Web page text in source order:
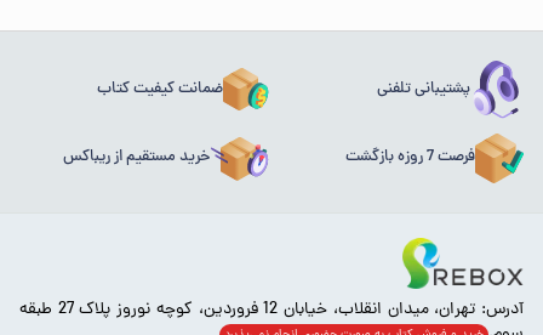
پشتیبانی تلفنی ضمانت کیفیت کتاب
فرصت 7 روزه بازگشت خرید مستقیم از ریباکس
آدرس: تهران، میدان انقلاب، خیابان 12 فروردین، کوچه نوروز پلاک 27 طبقه